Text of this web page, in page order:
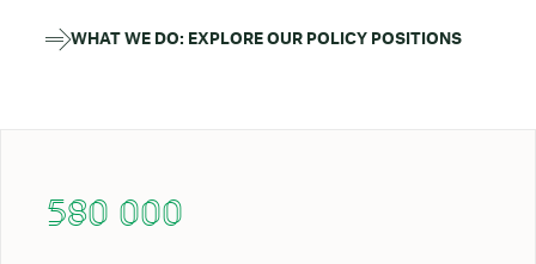
WHAT WE DO: EXPLORE OUR POLICY POSITIONS
580 000